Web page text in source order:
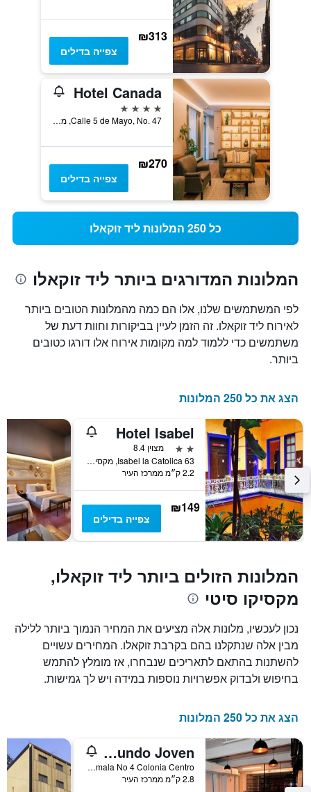
₪313
צפייה בדילים
Hotel Canada
4 כוכבים
Calle 5 de Mayo, No. 47, מקסיקו סיטי, מקסיקו סיטי, מקסיקו
₪270
צפייה בדילים
כל 250 המלונות ליד זוקאלו
המלונות המדורגים ביותר ליד זוקאלו
לפי המשתמשים שלנו, אלו הם כמה מהמלונות הטובים ביותר
לאירוח ליד זוקאלו. זה הזמן לעיין בביקורות וחוות דעת של
משתמשים כדי ללמוד למה מקומות אירוח אלו דורגו כטובים
ביותר.
הצג את כל 250 המלונות
Hotel Isabel
2 כוכבים
מצוין 8.4
Isabel la Catolica 63, מקסיקו סיטי, מקסיקו סיטי, מקסיקו
2.2 ק״מ ממרכז העיר
₪149
צפייה בדילים
המלונות הזולים ביותר ליד זוקאלו,
מקסיקו סיטי
נכון לעכשיו, מלונות אלה מציעים את המחיר הנמוך ביותר ללילה
מבין אלה שנתקלנו בהם בקרבת זוקאלו. המחירים עשויים
להשתנות בהתאם לתאריכים שנבחרו, אז מומלץ להתמש
בחיפוש ולבדוק אפשרויות נוספות במידה ויש לך גמישות.
הצג את כל 250 המלונות
Hostel Mundo Joven
República de Guatemala No 4 Colonia Centro, מקסיקו סיטי, מקסיקו סיטי, מקסיקו
2.8 ק״מ ממרכז העיר